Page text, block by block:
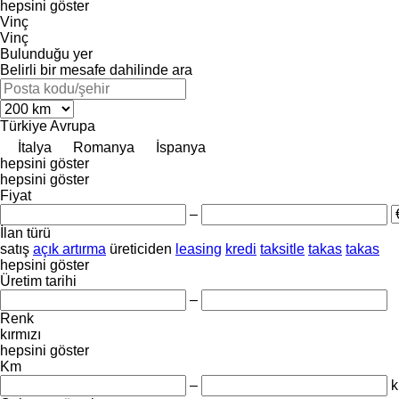
hepsini göster
Vinç
Vinç
Bulunduğu yer
Belirli bir mesafe dahilinde ara
TürkiyeAvrupa
İtalya
Romanya
İspanya
hepsini göster
hepsini göster
Fiyat
–
İlan türü
satış açık artırma üreticiden leasing kredi taksitle takas takas
hepsini göster
Üretim tarihi
–
Renk
kırmızı
hepsini göster
Km
–